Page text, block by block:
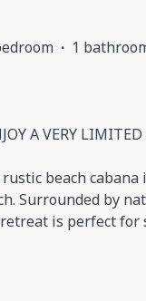
· 1
A VERY
beach
Surrounded by
is perfect for